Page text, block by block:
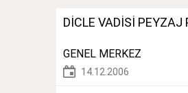
DİCLE VADİSİ
GENEL MERKEZ
14.12.2006